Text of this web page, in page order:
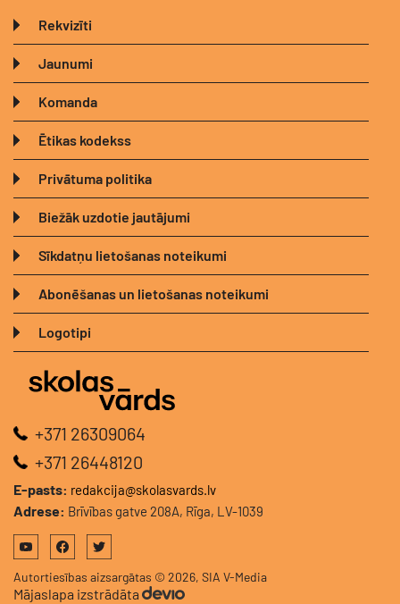
Rekvizīti
Jaunumi
Komanda
Ētikas kodekss
Privātuma politika
Biežāk uzdotie jautājumi
Sīkdatņu lietošanas noteikumi
Abonēšanas un lietošanas noteikumi
Logotipi
+371 26309064
+371 26448120
E-pasts: redakcija@skolasvards.lv
Adrese: Brīvības gatve 208A, Rīga, LV-1039
Autortiesības aizsargātas © 2026, SIA V-Media
Mājaslapa izstrādāta